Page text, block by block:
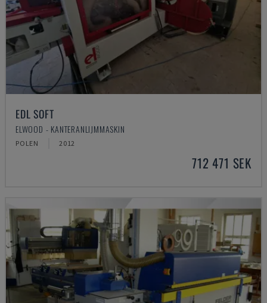
EDL SOFT
ELWOOD - KANTERANLIJMMASKIN
POLEN 2012
712 471 SEK